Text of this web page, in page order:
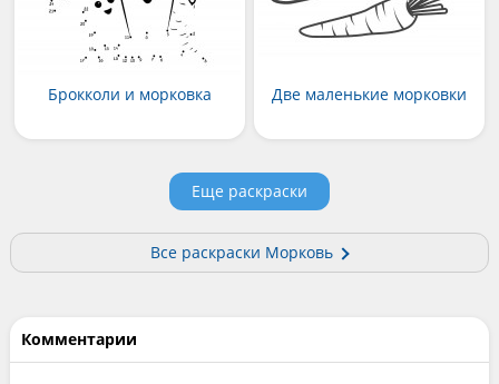
Брокколи и морковка Две маленькие морковки
Еще раскраски
Все раскраски Морковь
Комментарии